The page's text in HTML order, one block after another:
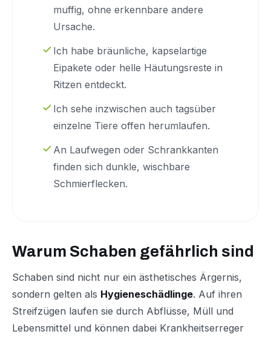
muffig, ohne erkennbare andere
Ursache.
Ich habe bräunliche, kapselartige
Eipakete oder helle Häutungsreste in
Ritzen entdeckt.
Ich sehe inzwischen auch tagsüber
einzelne Tiere offen herumlaufen.
An Laufwegen oder Schrankkanten
finden sich dunkle, wischbare
Schmierflecken.
Warum Schaben gefährlich sind
Schaben sind nicht nur ein ästhetisches Ärgernis,
sondern gelten als Hygieneschädlinge. Auf ihren
Streifzügen laufen sie durch Abflüsse, Müll und
Lebensmittel und können dabei Krankheitserreger